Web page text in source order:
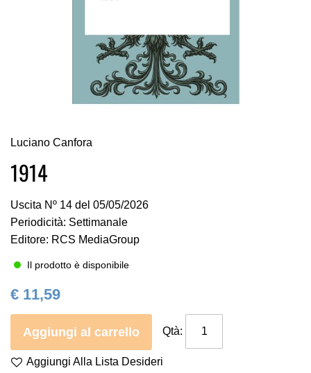
all'inizio
della
galleria
immagini
Luciano Canfora
1914
Uscita Nº 14 del 05/05/2026
Periodicità: Settimanale
Editore: RCS MediaGroup
Il prodotto è disponibile
€ 11,59
Aggiungi al carrello Qtà:
Aggiungi Alla Lista Desideri